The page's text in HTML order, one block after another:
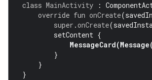
class MainActivity :
override fun onCreate(
super .onCreate(
setContent {
MessageCard(Message(
}
}
}